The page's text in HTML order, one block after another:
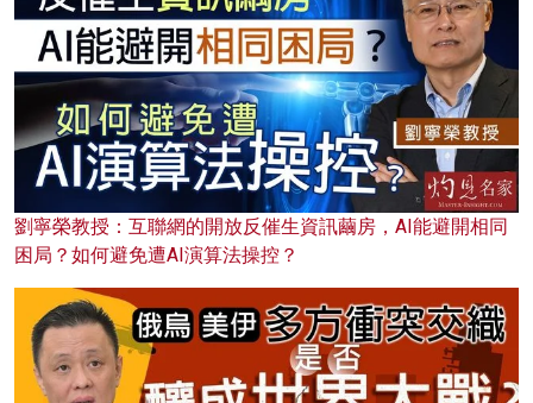
劉寧榮教授：互聯網的開放反催生資訊繭房，AI能避開相同
困局？如何避免遭AI演算法操控？